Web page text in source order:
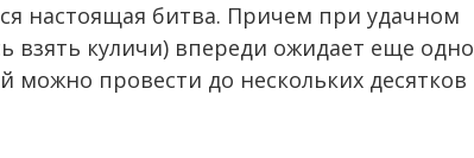
настоящая битва. Причем при удачном
взять куличи) впереди ожидает еще одно
можно провести до нескольких десятков